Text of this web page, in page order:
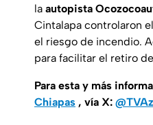
la autopista
Cintalapa controlaron
el riesgo de incendio.
para facilitar el retiro
Para esta y más
Chiapas , vía X: